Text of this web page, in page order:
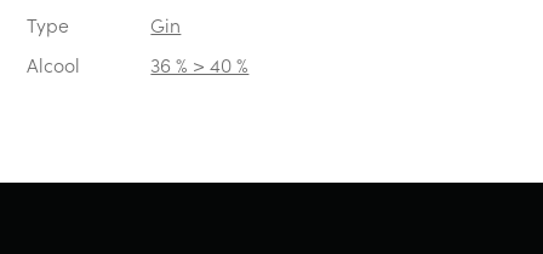
Type
Gin
Alcool
36 % > 40 %